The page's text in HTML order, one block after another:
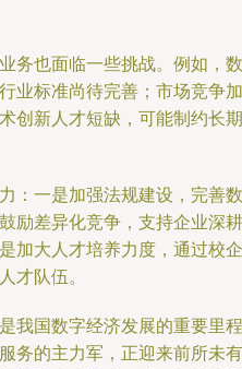
务也面临一些挑战。例如，数
业标准尚待完善；市场竞争加
创新人才短缺，可能制约长期
：一是加强法规建设，完善数
励差异化竞争，支持企业深耕
加大人才培养力度，通过校企
才队伍。
我国数字经济发展的重要里程
务的主力军，正迎来前所未有